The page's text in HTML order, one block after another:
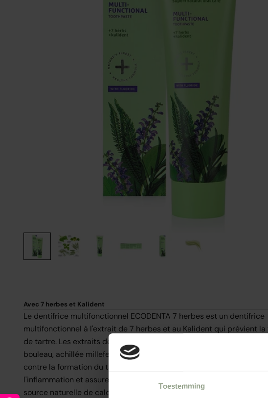
Toestemming
Avec 7 herbes et Kalident
Le dentifrice multifonctionnel ECODENTA 7 herbes est un dentifrice
multifonctionnel à l'extrait de 7 herbes et au Kalident qui prévient la
de tartre. Les extraits de 7 herbes soigneusement sélectionnées
bouleau, achillée millefeuille, romarin, sauge et ortie) ont un effet
contre la formation du tartre. Le dentifrice protège les gencives
l'inflammation et assure une haleine fraîche. L'ingrédient innovant
source naturelle de calcium, renforce l'émail des dents et prévient les